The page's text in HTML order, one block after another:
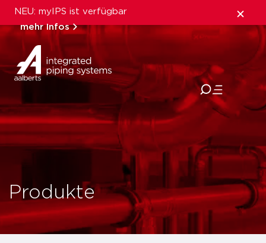
NEU: myIPS ist verfügbar
mehr Infos
schließen
Produkte